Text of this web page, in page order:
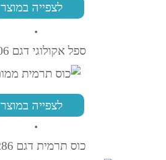
לצפייה במוצר
ספל אקולוגי דגם PZ306
לצפייה במוצר
כוס תרמית דגם PW286